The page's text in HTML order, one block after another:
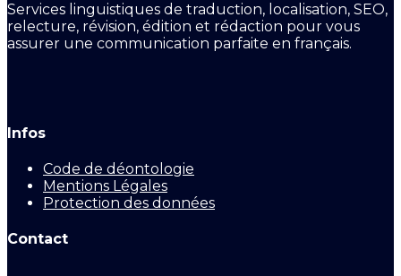
Services linguistiques de traduction, localisation, SEO,
relecture, révision, édition et rédaction pour vous
assurer une communication parfaite en français.
Infos
Code de déontologie
Mentions Légales
Protection des données
Contact